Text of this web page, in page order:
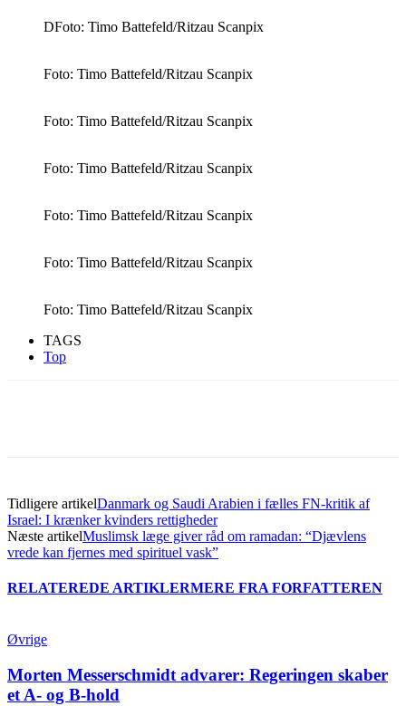
DFoto: Timo Battefeld/Ritzau Scanpix
Foto: Timo Battefeld/Ritzau Scanpix
Foto: Timo Battefeld/Ritzau Scanpix
Foto: Timo Battefeld/Ritzau Scanpix
Foto: Timo Battefeld/Ritzau Scanpix
Foto: Timo Battefeld/Ritzau Scanpix
Foto: Timo Battefeld/Ritzau Scanpix
TAGS
Top
Tidligere artikelDanmark og Saudi Arabien i fælles FN-kritik af
Israel: I krænker kvinders rettigheder
Næste artikelMuslimsk læge giver råd om ramadan: “Djævlens
vrede kan fjernes med spirituel vask”
RELATEREDE ARTIKLERMERE FRA FORFATTEREN
Øvrige
Morten Messerschmidt advarer: Regeringen skaber
et A- og B-hold